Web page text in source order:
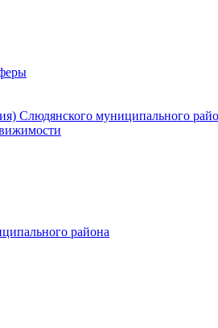
Слюдянского муниципального
района